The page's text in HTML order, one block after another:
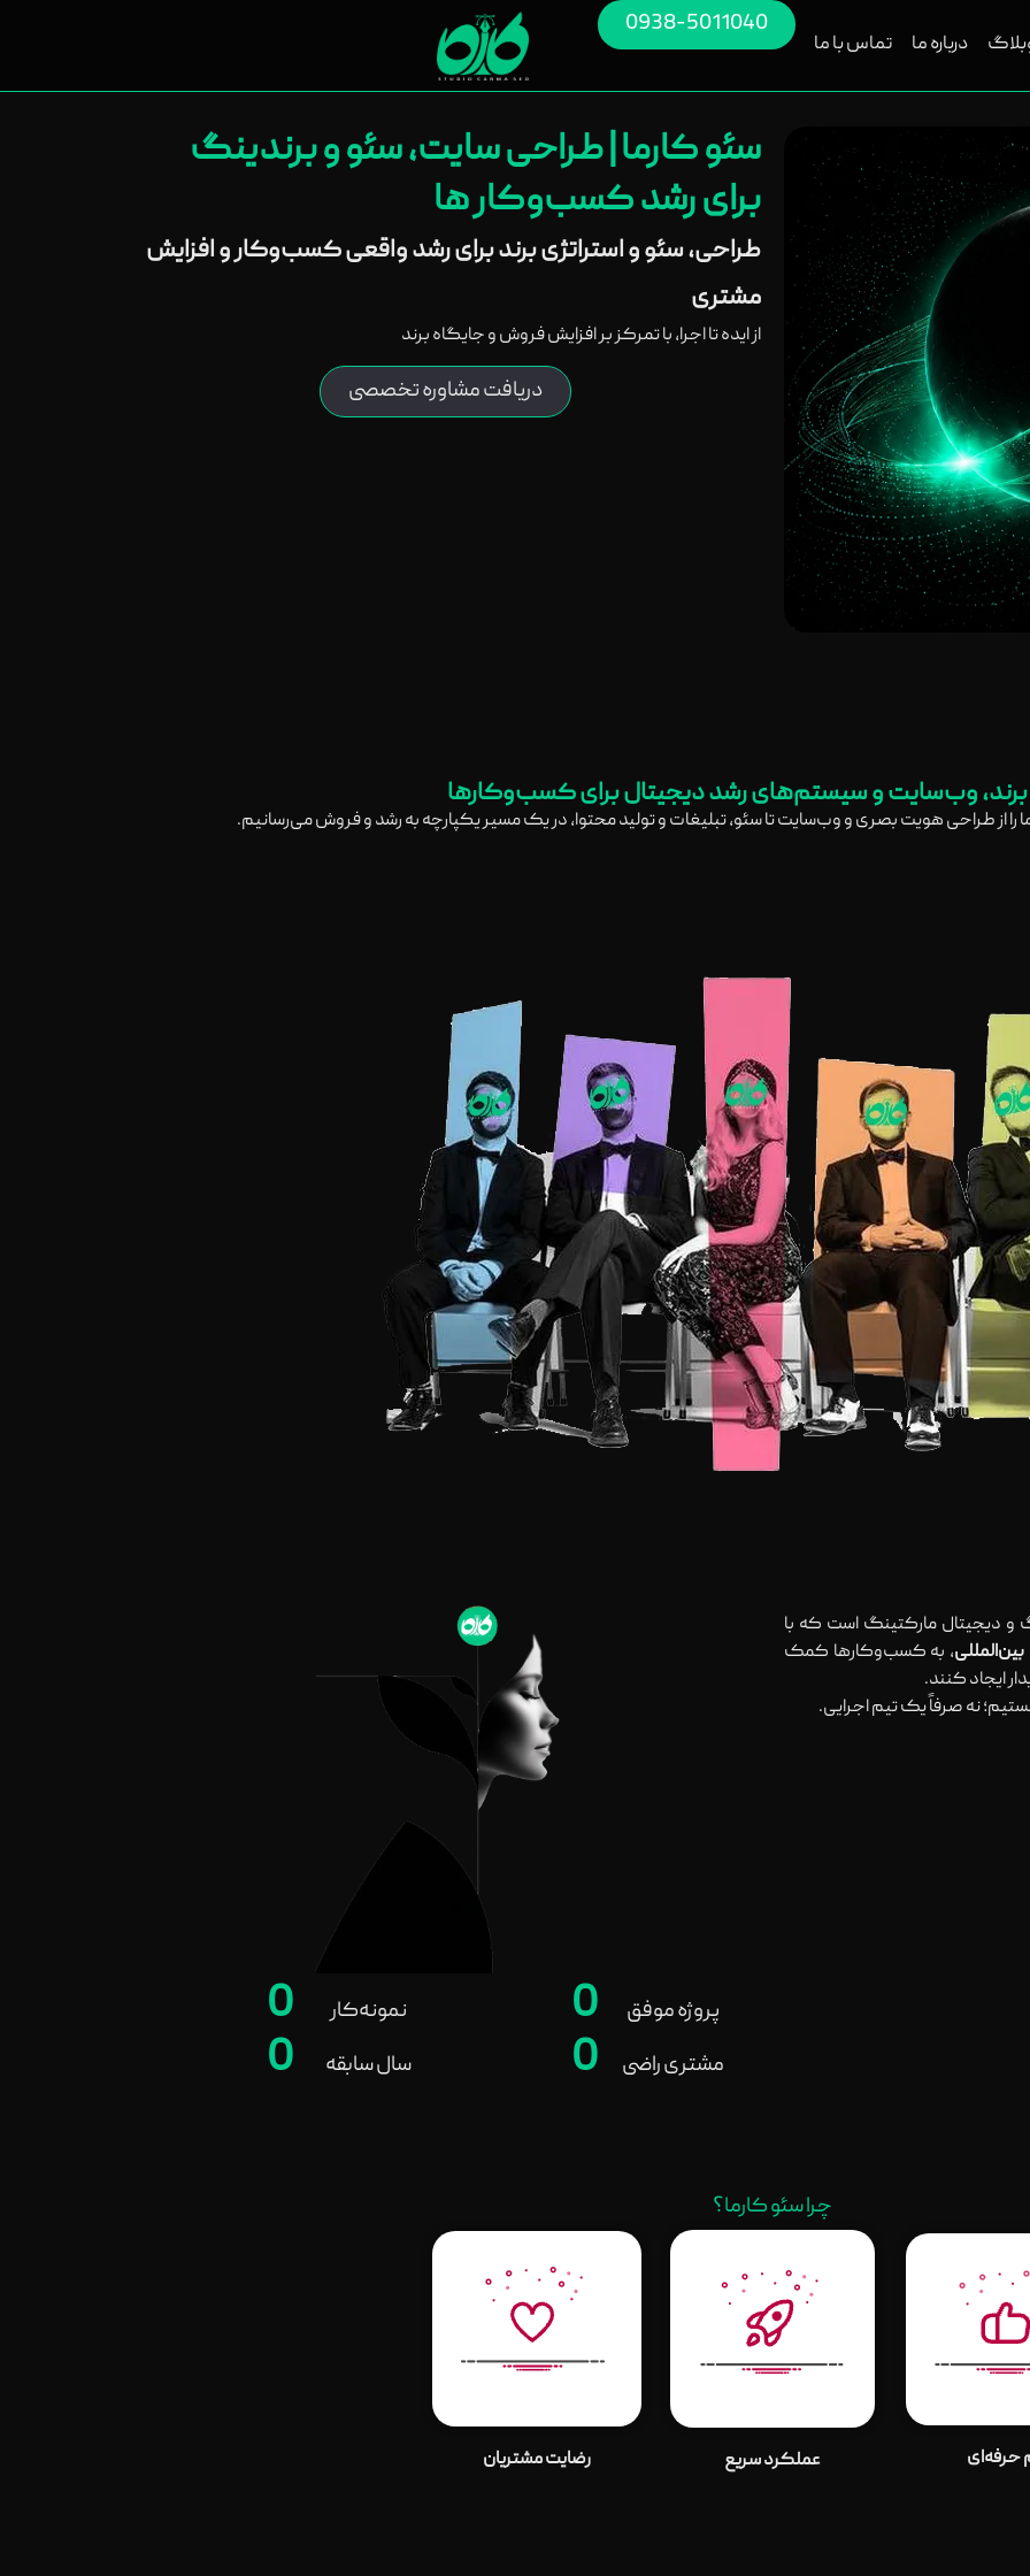
درباره ما تماس با ما
0938-5011040
سئو کارما | طراحی سایت، سئو و برندینگ
برای رشد کسب‌وکار ها
طراحی، سئو و استراتژی برند برای رشد واقعی کسب‌وکار و افزایش
مشتری
از ایده تا اجرا، با تمرکز بر افزایش فروش و جایگاه برند
دریافت مشاوره تخصصی
وب‌سایت و سیستم‌های رشد دیجیتال برای کسب‌وکارها
را از طراحی هویت بصری و وب‌سایت تا سئو، تبلیغات و تولید محتوا، در یک مسیر یکپارچه به رشد و فروش می‌رسانیم.
و دیجیتال مارکتینگ است که با
، به کسب‌وکارها کمک
ایجاد کنند.
نه صرفاً یک تیم اجرایی.
پروژه موفق 0 نمونه‌کار 0
مشتری راضی 0 سال سابقه 0
چرا سئو کارما؟
حرفه‌ای عملکرد سریع رضایت مشتریان